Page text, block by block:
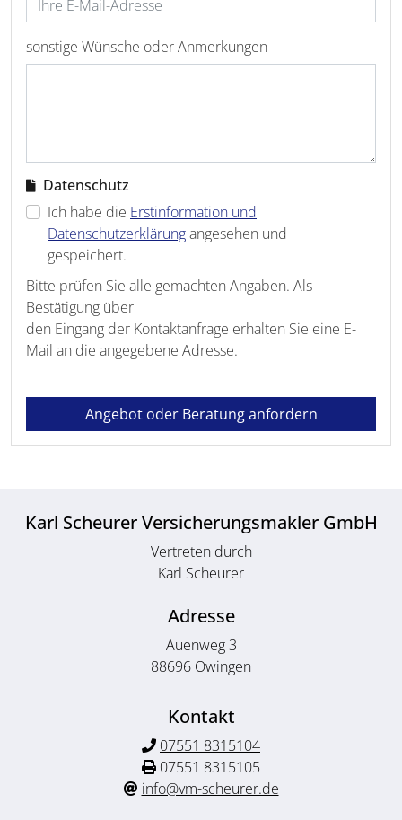
sonstige Wünsche oder Anmerkungen
Datenschutz
Ich habe die Erstinformation und
Datenschutzerklärungangesehen und
gespeichert.
Bitte prüfen Sie alle gemachten Angaben. Als
Bestätigung über
den Eingang der Kontaktanfrage erhalten Sie eine E-
Mail an die angegebene Adresse.
Angebot oder Beratung anfordern
Karl Scheurer Versicherungsmakler GmbH
Vertreten durch
Karl Scheurer
Adresse
Auenweg 3
88696 Owingen
Kontakt
07551 8315104
07551 8315105
info@vm-scheurer.de